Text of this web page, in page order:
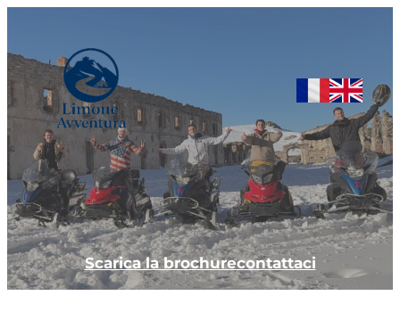
Scarica la brochurecontattaci